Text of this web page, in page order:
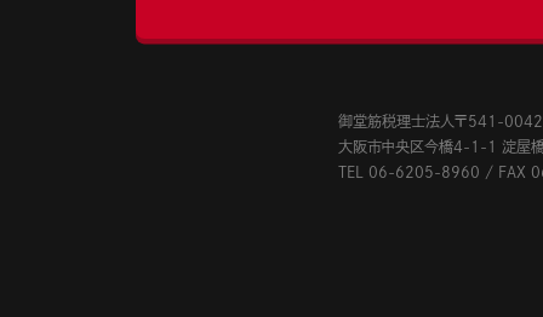
御堂筋税理士法人〒541-0042
大阪市中央区今橋4-1-1 淀屋橋
TEL 06-6205-8960 / FAX